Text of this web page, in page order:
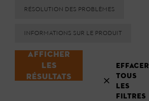
Résolution des problèmes
Informations sur le produit
Afficher
les
résultats
Effacer
tous
les
filtres